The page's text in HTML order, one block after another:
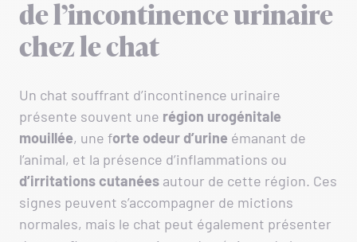
de l’incontinence urinaire
chez le chat
Un chat souffrant d’incontinence urinaire
présente souvent une région urogénitale
mouillée, une forte odeur d’urine émanant de
l’animal, et la présence d’inflammations ou
d’irritationscutanées autour de cette région. Ces
signes peuvent s’accompagner de mictions
normales, mais le chat peut également présenter